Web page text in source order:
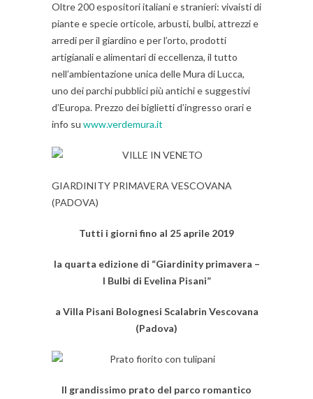
Oltre 200 espositori italiani e stranieri: vivaisti di
piante e specie orticole, arbusti, bulbi, attrezzi e
arredi per il giardino e per l’orto, prodotti
artigianali e alimentari di eccellenza, il tutto
nell’ambientazione unica delle Mura di Lucca,
uno dei parchi pubblici più antichi e suggestivi
d’Europa. Prezzo dei biglietti d’ingresso orari e
info su www.verdemura.it
GIARDINITY PRIMAVERA VESCOVANA
(PADOVA)
Tutti i giorni fino al 25 aprile 2019
la quarta edizione di “Giardinity primavera –
I Bulbi di Evelina Pisani”
a Villa Pisani Bolognesi Scalabrin Vescovana
(Padova)
Il grandissimo prato del parco romantico